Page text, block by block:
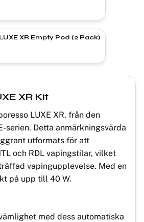
XR Empty Pod (2 Pack)
XR Kit
LUXE XR, från den
serien. Detta anmärkningsvärda
utformats för att
och RDL vapingstilar, vilket
vapingupplevelse. Med en
på upp till 40 W.
med dess automatiska